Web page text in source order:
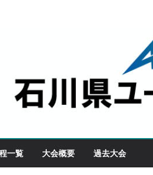
一覧 大会概要 過去大会